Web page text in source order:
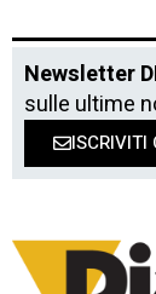
Newsletter
sulle ultime
ISCRIVITI